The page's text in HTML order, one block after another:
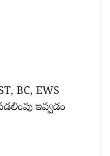
BC, EWS
ఇవ్వడం